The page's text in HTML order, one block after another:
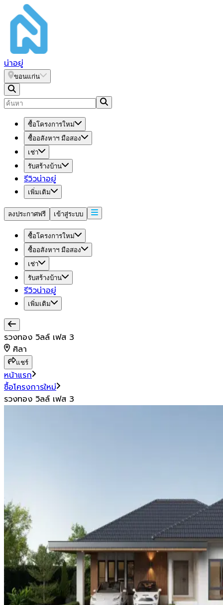
น่าอยู่
ขอนแก่น
ซื้อโครงการใหม่
ซื้ออสังหาฯ มือสอง
เช่า
รับสร้างบ้าน
รีวิวน่าอยู่
เพิ่มเติม
ลงประกาศฟรี เข้าสู่ระบบ
ซื้อโครงการใหม่
ซื้ออสังหาฯ มือสอง
เช่า
รับสร้างบ้าน
รีวิวน่าอยู่
เพิ่มเติม
รวงทอง วิลล์ เฟส 3
ศิลา
แชร์
หน้าแรก
ซื้อโครงการใหม่
รวงทอง วิลล์ เฟส 3